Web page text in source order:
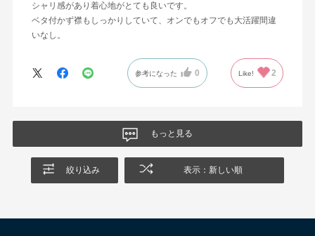
シャリ感があり着心地がとても良いです。
ベタ付かず襟もしっかりしていて、オンでもオフでも大活躍間違
いなし。
参考になった 0 Like! 2
もっと見る
絞り込み 表示：新しい順